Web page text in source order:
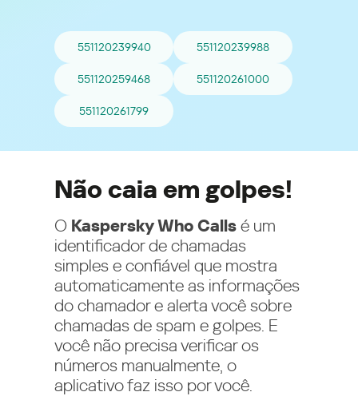
551120239940 551120239988
551120259468 551120261000
551120261799
Não caia em golpes!
O Kaspersky Who Calls é um
identificador de chamadas
simples e confiável que mostra
automaticamente as informações
do chamador e alerta você sobre
chamadas de spam e golpes. E
você não precisa verificar os
números manualmente, o
aplicativo faz isso por você.